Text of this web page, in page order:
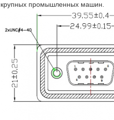
крупных промышленных машин.